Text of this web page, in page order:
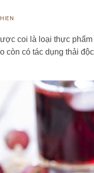
coi là loại thực
còn có tác dụng thải